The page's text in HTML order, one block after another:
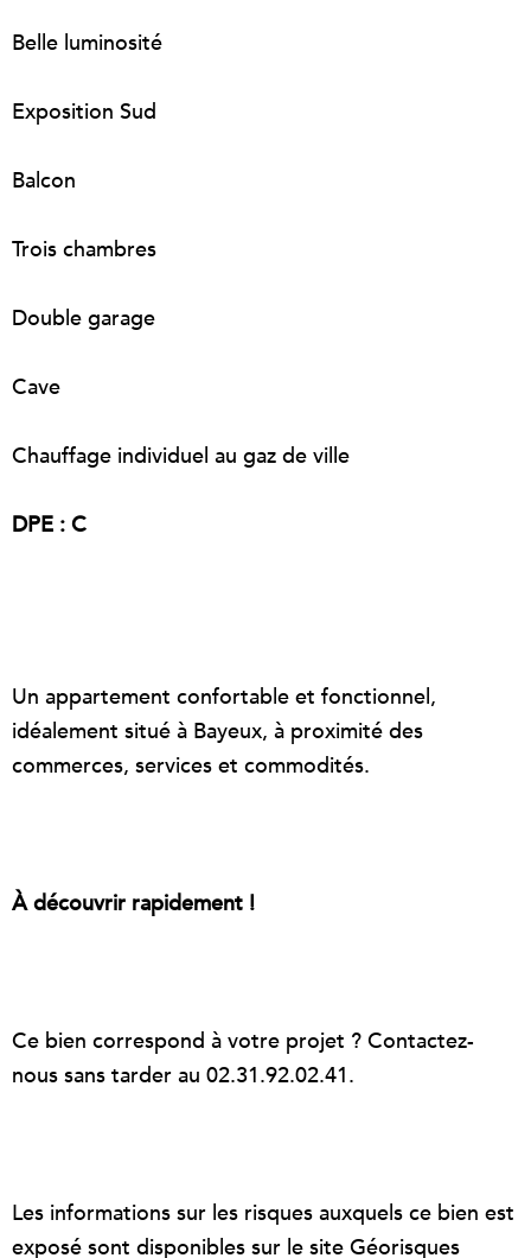
Belle luminosité
Exposition Sud
Balcon
Trois chambres
Double garage
Cave
Chauffage individuel au gaz de ville
DPE : C
Un appartement confortable et fonctionnel,
idéalement situé à Bayeux, à proximité des
commerces, services et commodités.
À découvrir rapidement !
Ce bien correspond à votre projet ? Contactez-
nous sans tarder au 02.31.92.02.41.
Les informations sur les risques auxquels ce bien est
exposé sont disponibles sur le site Géorisques